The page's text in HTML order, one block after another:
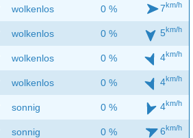
wolkenlos 0 % 7km/h
wolkenlos 0 % 5km/h
wolkenlos 0 % 4km/h
wolkenlos 0 % 4km/h
sonnig 0 % 4km/h
sonnig 0 % 6km/h